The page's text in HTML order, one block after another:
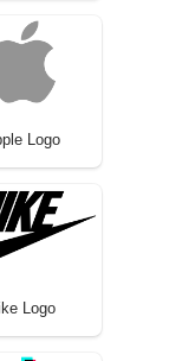
Logo
Logo